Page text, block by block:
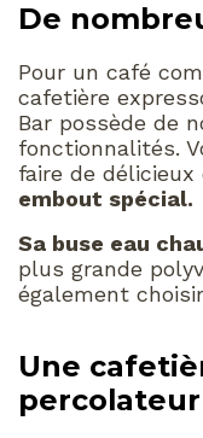
De
Pour un café
cafetière
Bar possède de
fonctionnalités.
faire de délicieux
embout spécial.
Sa buse eau
plus grande
également
Une